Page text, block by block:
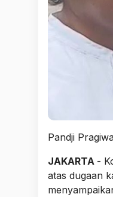
Pandji
JAKARTA -
atas dugaan